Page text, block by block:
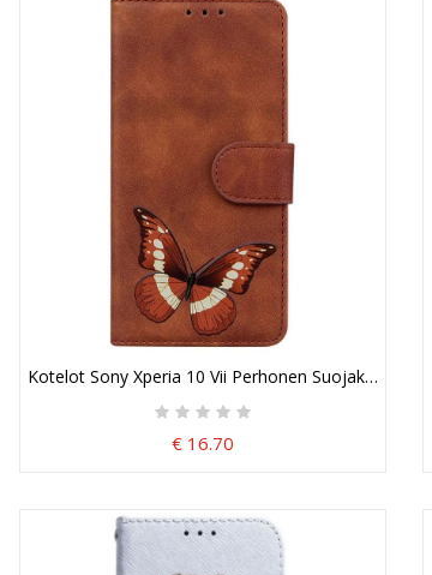
Kotelot Sony Xperia 10 Vii Perhonen Suojakuori
€ 16.70